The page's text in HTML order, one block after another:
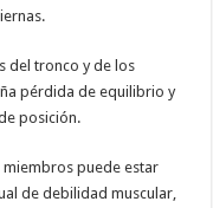
del tronco y de los
pérdida de equilibrio y
posición.
puede estar
de debilidad muscular,